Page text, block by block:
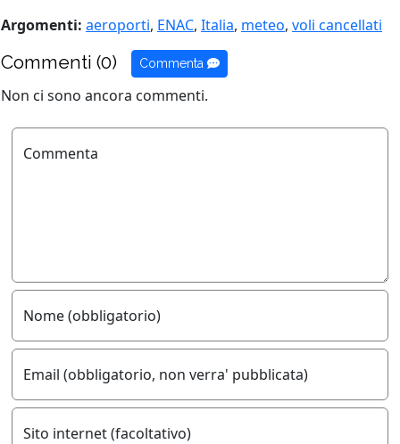
Argomenti: aeroporti, ENAC, Italia, meteo, voli cancellati
Commenti (0) Commenta
Non ci sono ancora commenti.
Commenta
Nome (obbligatorio)
Email (obbligatorio, non verra' pubblicata)
Sito internet (facoltativo)